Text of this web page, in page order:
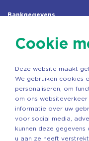
Bankgegevens
Rek.nr:
Copyright ©2026
Cookie
Deze website maakt
We gebruiken cookies
personaliseren, om
om ons
informatie over uw
voor social media,
kunnen deze
u aan ze heeft